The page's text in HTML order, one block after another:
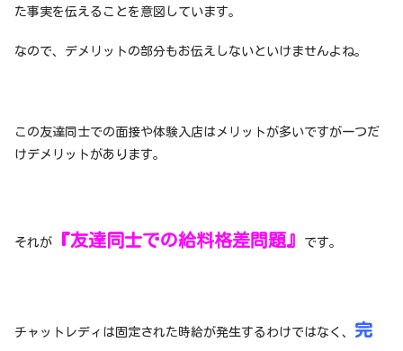
た事実を伝えることを意図しています。
なので、デメリットの部分もお伝えしないといけませんよね。
この友達同士での面接や体験入店はメリットが多いですが一つだ
けデメリットがあります。
それが 『友達同士での給料格差問題』 です。
チャットレディは固定された時給が発生するわけではなく、 完